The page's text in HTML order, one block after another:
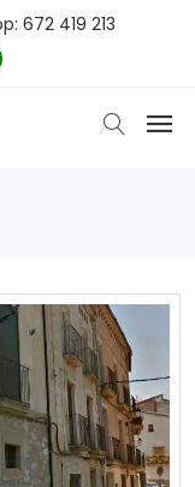
672 419 213